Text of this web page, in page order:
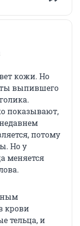
кожи. Но
выпившего
показывают,
потому
Но у
меняется
крови
тельца, и